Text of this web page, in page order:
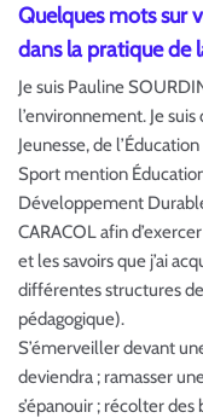
Quelques mots sur
dans la pratique de
Je suis Pauline
l’environnement. Je
Jeunesse, de
Sport mention
Développement
CARACOL afin
et les savoirs que j’ai
différentes structures
pédagogique).
S’émerveiller devant
deviendra ; ramasser
s’épanouir ; récolter